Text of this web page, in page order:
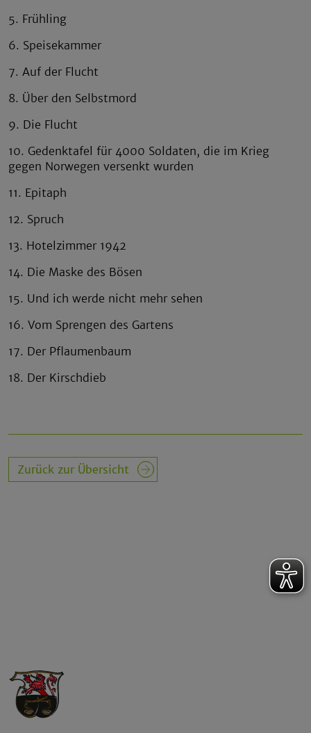
5. Frühling
6. Speisekammer
7. Auf der Flucht
8. Über den Selbstmord
9. Die Flucht
10. Gedenktafel für 4000 Soldaten, die im Krieg
gegen Norwegen versenkt wurden
11. Epitaph
12. Spruch
13. Hotelzimmer 1942
14. Die Maske des Bösen
15. Und ich werde nicht mehr sehen
16. Vom Sprengen des Gartens
17. Der Pflaumenbaum
18. Der Kirschdieb
Zurück zur Übersicht